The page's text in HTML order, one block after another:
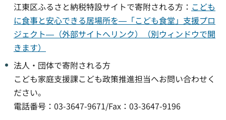
江東区ふるさと納税特設サイトで寄附される方： こども
に食事と安心できる居場所を―「こども食堂」支援プロ
ジェクト―（外部サイトへリンク）（別ウィンドウで開
きます）
法人・団体で寄附される方
こども家庭支援課こども政策推進担当へお問い合わせく
ださい。
電話番号：03-3647-9671/Fax：03-3647-9196